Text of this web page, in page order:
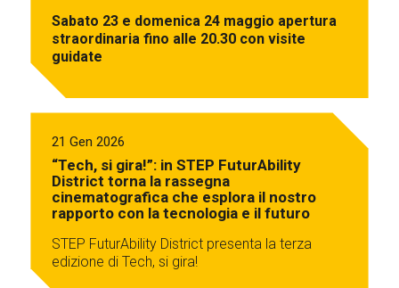
Sabato 23 e domenica 24 maggio apertura
straordinaria fino alle 20.30 con visite
guidate
21 Gen 2026
“Tech, si gira!”: in STEP FuturAbility
District torna la rassegna
cinematografica che esplora il nostro
rapporto con la tecnologia e il futuro
STEP FuturAbility District presenta la terza
edizione di Tech, si gira!